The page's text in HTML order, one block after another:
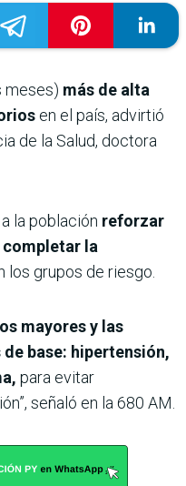
meses) más de alta
en el país, advirtió
de la Salud, doctora
la población reforzar
completar la
los grupos de riesgo.
mayores y las
base: hipertensión,
para evitar
señaló en la 680 AM.